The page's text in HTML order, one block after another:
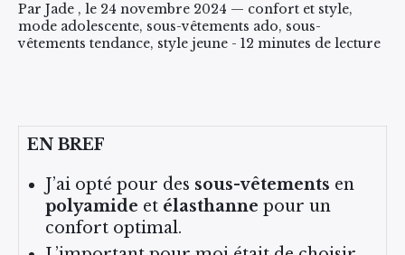
Par Jade , le 24 novembre 2024 — confort et style,
mode adolescente, sous-vêtements ado, sous-
vêtements tendance, style jeune - 12 minutes de lecture
EN BREF
J’ai opté pour des sous-vêtements en
polyamide et élasthanne pour un
confort optimal.